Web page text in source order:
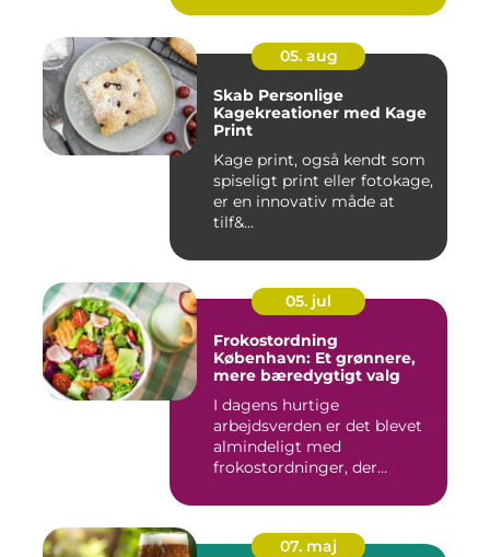
05. aug
Skab Personlige
Kagekreationer med Kage
Print
Kage print, også kendt som
spiseligt print eller fotokage,
er en innovativ måde at
tilf&...
05. jul
Frokostordning
København: Et grønnere,
mere bæredygtigt valg
I dagens hurtige
arbejdsverden er det blevet
almindeligt med
frokostordninger, der
07. maj